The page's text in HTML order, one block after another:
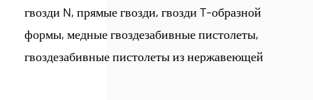
гвозди N, прямые гвозди, гвозди T-образной
формы, медные гвоздезабивные пистолеты,
гвоздезабивные пистолеты из нержавеющей